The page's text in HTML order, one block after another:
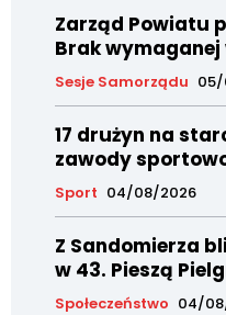
Zarząd Powiatu
Brak wymaganej
Sesje Samorządu
17 drużyn na
zawody
Sport 04/08/2026
Z Sandomierza
w 43. Pieszą
Społeczeństwo 04/